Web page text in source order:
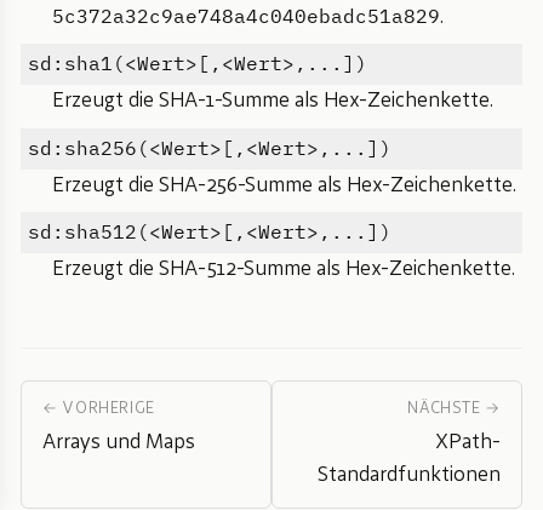
5c372a32c9ae748a4c040ebadc51a829.
sd:sha1(<Wert>[,<Wert>,...])
Erzeugt die SHA-1-Summe als Hex-Zeichenkette.
sd:sha256(<Wert>[,<Wert>,...])
Erzeugt die SHA-256-Summe als Hex-Zeichenkette.
sd:sha512(<Wert>[,<Wert>,...])
Erzeugt die SHA-512-Summe als Hex-Zeichenkette.
← VORHERIGE
Arrays und Maps
NÄCHSTE →
XPath-
Standardfunktionen